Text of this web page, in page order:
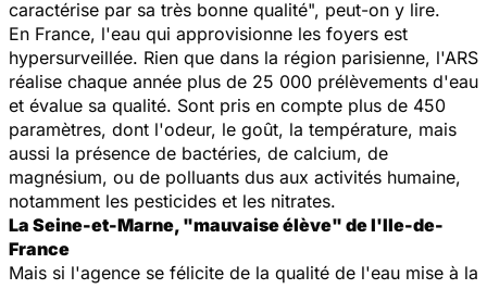
caractérise par sa très bonne qualité", peut-on y lire.
En France, l'eau qui approvisionne les foyers est
hypersurveillée. Rien que dans la région parisienne, l'ARS
réalise chaque année plus de 25 000 prélèvements d'eau
et évalue sa qualité. Sont pris en compte plus de 450
paramètres, dont l'odeur, le goût, la température, mais
aussi la présence de bactéries, de calcium, de
magnésium, ou de polluants dus aux activités humaine,
notamment les pesticides et les nitrates.
La Seine-et-Marne, "mauvaise élève" de l'Ile-de-
France
Mais si l'agence se félicite de la qualité de l'eau mise à la